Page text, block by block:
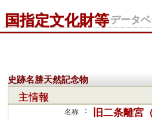
国指定文化財等データ
史跡名勝天然記念物
主情報
名称 ： 旧二条離宮